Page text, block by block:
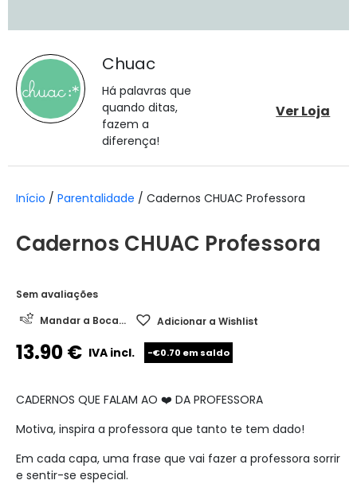
Chuac
Há palavras que
quando ditas,
fazem a
diferença!
Ver Loja
Início / Parentalidade / Cadernos CHUAC Professora
Cadernos CHUAC Professora
Sem avaliações
Mandar a Boca...
Adicionar a Wishlist
13.90€ IVA incl. -€0.70 em saldo
CADERNOS QUE FALAM AO ❤️ DA PROFESSORA
Motiva, inspira a professora que tanto te tem dado!
Em cada capa, uma frase que vai fazer a professora sorrir
e sentir-se especial.